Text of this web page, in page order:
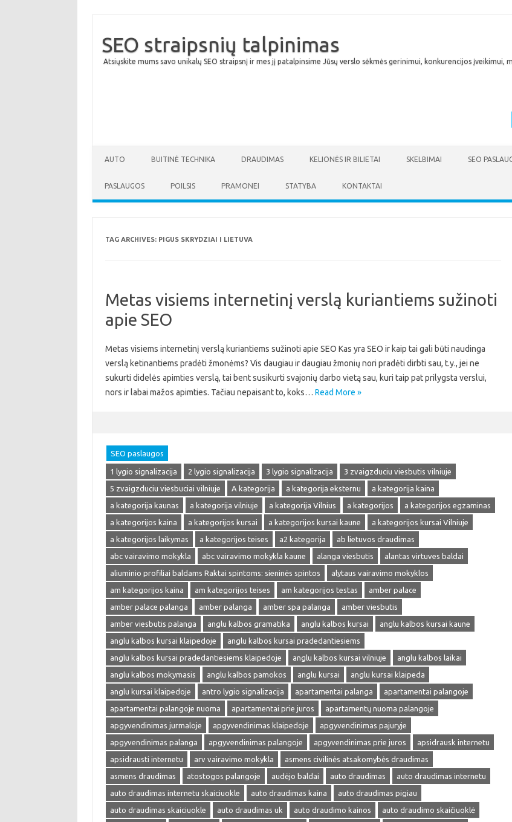
SEO straipsnių talpinimas
Atsiųskite mums savo unikalų SEO straipsnį ir mes jį patalpinsime Jūsų verslo sėkmės gerinimui, konkurencijos
AUTO BUITINĖ TECHNIKA DRAUDIMAS KELIONĖS IR BILIETAI SKELBIMAI SEO
PASLAUGOS POILSIS PRAMONEI STATYBA KONTAKTAI
TAG ARCHIVES: PIGUS SKRYDZIAI I LIETUVA
Metas visiems internetinį verslą kuriantiems sužinoti
apie SEO
Metas visiems internetinį verslą kuriantiems sužinoti apie SEO Kas yra SEO ir kaip tai gali būti naudinga
verslą ketinantiems pradėti žmonėms? Vis daugiau ir daugiau žmonių nori pradėti dirbti sau, t.y., jei ne
sukurti didelės apimties verslą, tai bent susikurti svajonių darbo vietą sau, kuri taip pat prilygsta verslui,
nors ir labai mažos apimties. Tačiau nepaisant to, koks… Read More »
SEO paslaugos
1 lygio signalizacija 2 lygio signalizacija 3 lygio signalizacija
3 zvaigzduciu viesbutis vilniuje
5 zvaigzduciu viesbuciai vilniuje
A kategorija a kategorija eksternu
a kategorija kaina
a kategorija kaunas
a kategorija vilniuje a kategorija Vilnius a kategorijos
a kategorijos egzaminas
a kategorijos kaina
a kategorijos kursai a kategorijos kursai kaune
a kategorijos kursai Vilniuje
a kategorijos laikymas
a kategorijos teises a2 kategorija
ab lietuvos draudimas
abc vairavimo mokykla
abc vairavimo mokykla kaune alanga viesbutis
alantas virtuves baldai
aliuminio profiliai baldams Raktai spintoms: sieninės spintos
alytaus vairavimo mokyklos
am kategorijos kaina
am kategorijos teises am kategorijos testas
amber palace
amber palace palanga
amber palanga amber spa palanga
amber viesbutis
amber viesbutis palanga
anglu kalbos gramatika anglu kalbos kursai
anglu kalbos kursai kaune
anglu kalbos kursai klaipedoje
anglu kalbos kursai pradedantiesiems
anglu kalbos kursai pradedantiesiems klaipedoje
anglu kalbos kursai vilniuje
anglu kalbos laikai
anglu kalbos mokymasis
anglu kalbos pamokos anglu kursai
anglu kursai klaipeda
anglu kursai klaipedoje
antro lygio signalizacija apartamentai palanga
apartamentai palangoje
apartamentai palangoje nuoma
apartamentai prie juros
apartamentų nuoma palangoje
apgyvendinimas jurmaloje
apgyvendinimas klaipedoje
apgyvendinimas pajuryje
apgyvendinimas palanga
apgyvendinimas palangoje apgyvendinimas prie juros
apsidrausk internetu
apsidrausti internetu
arv vairavimo mokykla
asmens civilinės atsakomybės draudimas
asmens draudimas
atostogos palangoje audėjo baldai auto draudimas
auto draudimas internetu
auto draudimas internetu skaiciuokle
auto draudimas kaina
auto draudimas pigiau
auto draudimas skaiciuokle
auto draudimas uk auto draudimo kainos
auto draudimo skaičiuoklė